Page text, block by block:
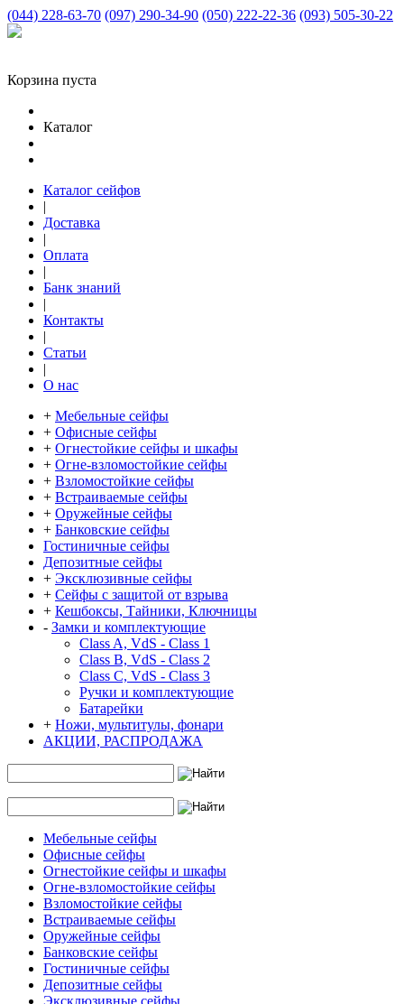
(044) 228-63-70 (097) 290-34-90 (050) 222-22-36 (093) 505-30-22
Корзина пуста
Каталог
Каталог сейфов
|
Доставка
|
Оплата
|
Банк знаний
|
Контакты
|
Статьи
|
О нас
+ Мебельные сейфы
+ Офисные сейфы
+ Огнестойкие сейфы и шкафы
+ Огне-взломостойкие сейфы
+ Взломостойкие сейфы
+ Встраиваемые сейфы
+ Оружейные сейфы
+ Банковские сейфы
Гостиничные сейфы
Депозитные сейфы
+ Эксклюзивные сейфы
+ Сейфы с защитой от взрыва
+ Кешбоксы, Тайники, Ключницы
- Замки и комплектующие
Class A, VdS - Class 1
Class B, VdS - Class 2
Class С, VdS - Class 3
Ручки и комплектующие
Батарейки
+ Ножи, мультитулы, фонари
АКЦИИ, РАСПРОДАЖА
Мебельные сейфы
Офисные сейфы
Огнестойкие сейфы и шкафы
Огне-взломостойкие сейфы
Взломостойкие сейфы
Встраиваемые сейфы
Оружейные сейфы
Банковские сейфы
Гостиничные сейфы
Депозитные сейфы
Эксклюзивные сейфы